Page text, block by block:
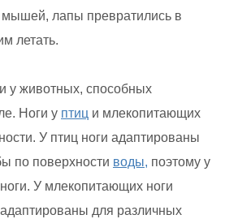
мышей, лапы превратились в
летать.
у животных, способных
Ноги у птиц и млекопитающих
У птиц ноги адаптированы
по поверхности воды, поэтому у
У млекопитающих ноги
для различных